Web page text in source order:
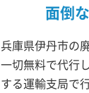
面倒
兵庫県伊丹市の
一切無料で代行
する運輸支局で